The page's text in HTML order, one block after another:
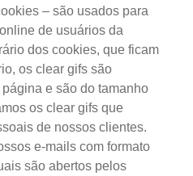
– são usados para
de usuários da
dos cookies, que ficam
os clear gifs são
e são do tamanho
os clear gifs que
de nossos clientes.
e-mails com formato
são abertos pelos